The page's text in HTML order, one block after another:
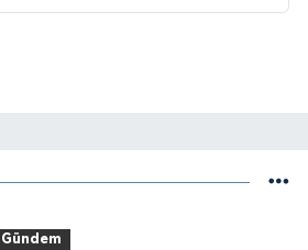
Gündem